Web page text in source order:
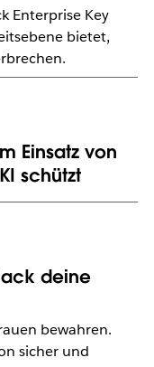
Enterprise Key
bietet,
Einsatz von
schützt
deine
bewahren.
sicher und